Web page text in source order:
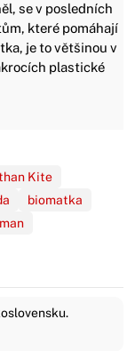
se v posledních
které pomáhají
je to většinou v
plastické
Kite
biomatka